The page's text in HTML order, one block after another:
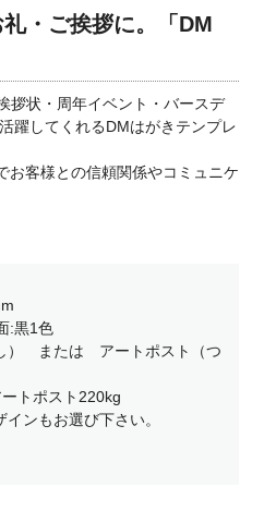
・ご挨拶に。「DM
拶状・周年イベント・バースデ
躍してくれるDMはがきテンプレ
お客様との信頼関係やコミュニケ
:黒1色
） または アートポスト（つ
ートポスト220kg
ンもお選び下さい。